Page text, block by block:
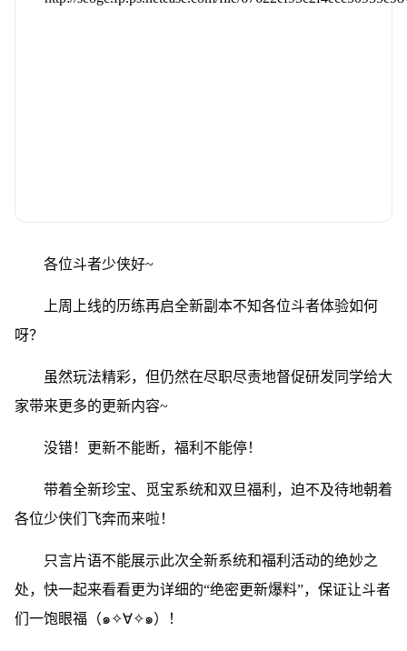
各位斗者少侠好~
上周上线的历练再启全新副本不知各位斗者体验如何
呀？
虽然玩法精彩，但仍然在尽职尽责地督促研发同学给大
家带来更多的更新内容~
没错！更新不能断，福利不能停！
带着全新珍宝、觅宝系统和双旦福利，迫不及待地朝着
各位少侠们飞奔而来啦！
只言片语不能展示此次全新系统和福利活动的绝妙之
处，快一起来看看更为详细的“绝密更新爆料”，保证让斗者
们一饱眼福（๑✧∀✧๑）！